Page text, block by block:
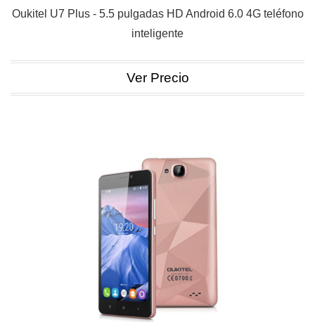
Oukitel U7 Plus - 5.5 pulgadas HD Android 6.0 4G teléfono
inteligente
Ver Precio